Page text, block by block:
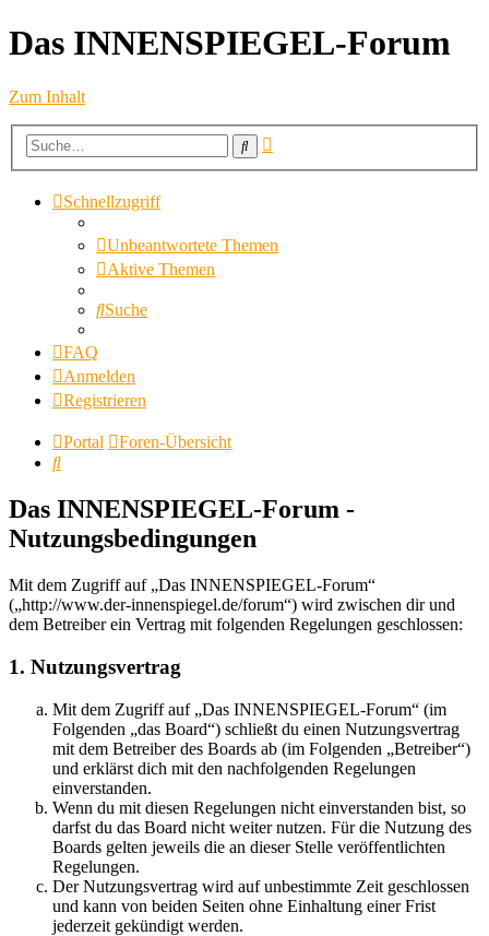
Das INNENSPIEGEL-Forum
Zum Inhalt
Suche
Schnellzugriff
Unbeantwortete Themen
Aktive Themen
Suche
FAQ
Anmelden
Registrieren
Portal
Foren-Übersicht
Suche
Das INNENSPIEGEL-Forum -
Nutzungsbedingungen
Mit dem Zugriff auf „Das INNENSPIEGEL-Forum“
(„http://www.der-innenspiegel.de/forum“) wird zwischen dir und
dem Betreiber ein Vertrag mit folgenden Regelungen geschlossen:
1. Nutzungsvertrag
Mit dem Zugriff auf „Das INNENSPIEGEL-Forum“ (im
Folgenden „das Board“) schließt du einen Nutzungsvertrag
mit dem Betreiber des Boards ab (im Folgenden „Betreiber“)
und erklärst dich mit den nachfolgenden Regelungen
einverstanden.
Wenn du mit diesen Regelungen nicht einverstanden bist, so
darfst du das Board nicht weiter nutzen. Für die Nutzung des
Boards gelten jeweils die an dieser Stelle veröffentlichten
Regelungen.
Der Nutzungsvertrag wird auf unbestimmte Zeit geschlossen
und kann von beiden Seiten ohne Einhaltung einer Frist
jederzeit gekündigt werden.